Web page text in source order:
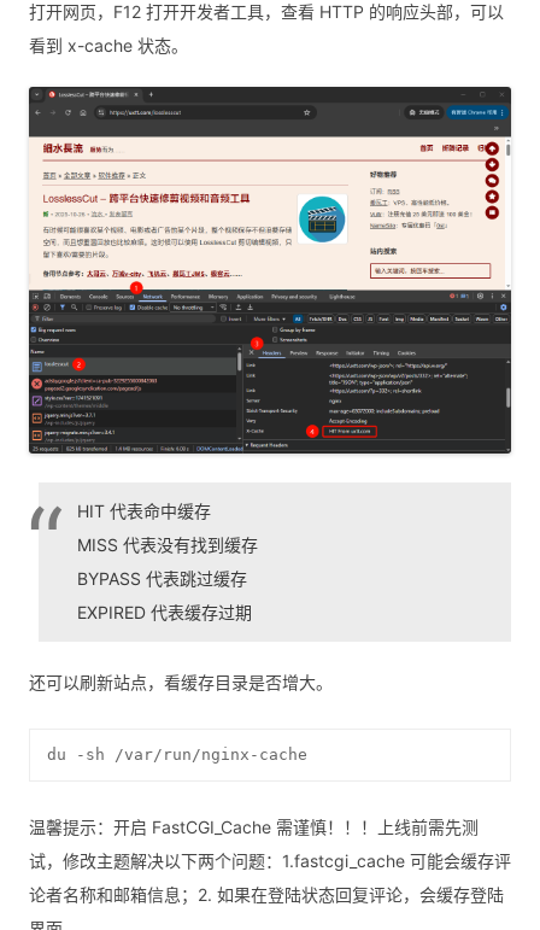
打开网页，F12 打开开发者工具，查看 HTTP 的响应头部，可以
看到 x-cache 状态。
HIT 代表命中缓存
MISS 代表没有找到缓存
BYPASS 代表跳过缓存
EXPIRED 代表缓存过期
还可以刷新站点，看缓存目录是否增大。
du -sh /var/run/nginx-cache
温馨提示：开启 FastCGI_Cache 需谨慎！！！上线前需先测
试，修改主题解决以下两个问题：1.fastcgi_cache 可能会缓存评
论者名称和邮箱信息；2. 如果在登陆状态回复评论，会缓存登陆